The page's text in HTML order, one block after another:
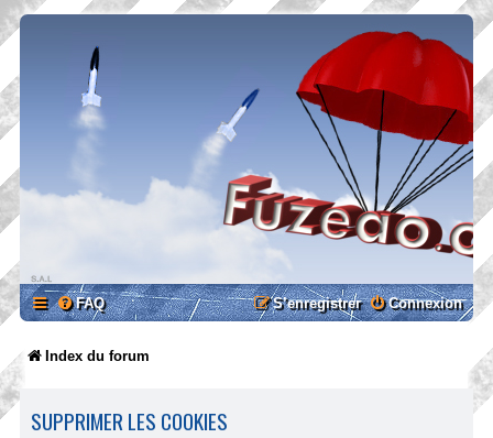
FAQ Connexion
S’enregistrer
Index du forum
SUPPRIMER LES COOKIES